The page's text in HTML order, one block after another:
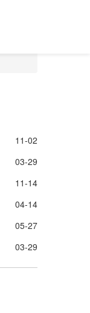
11-02
03-29
11-14
04-14
05-27
03-29